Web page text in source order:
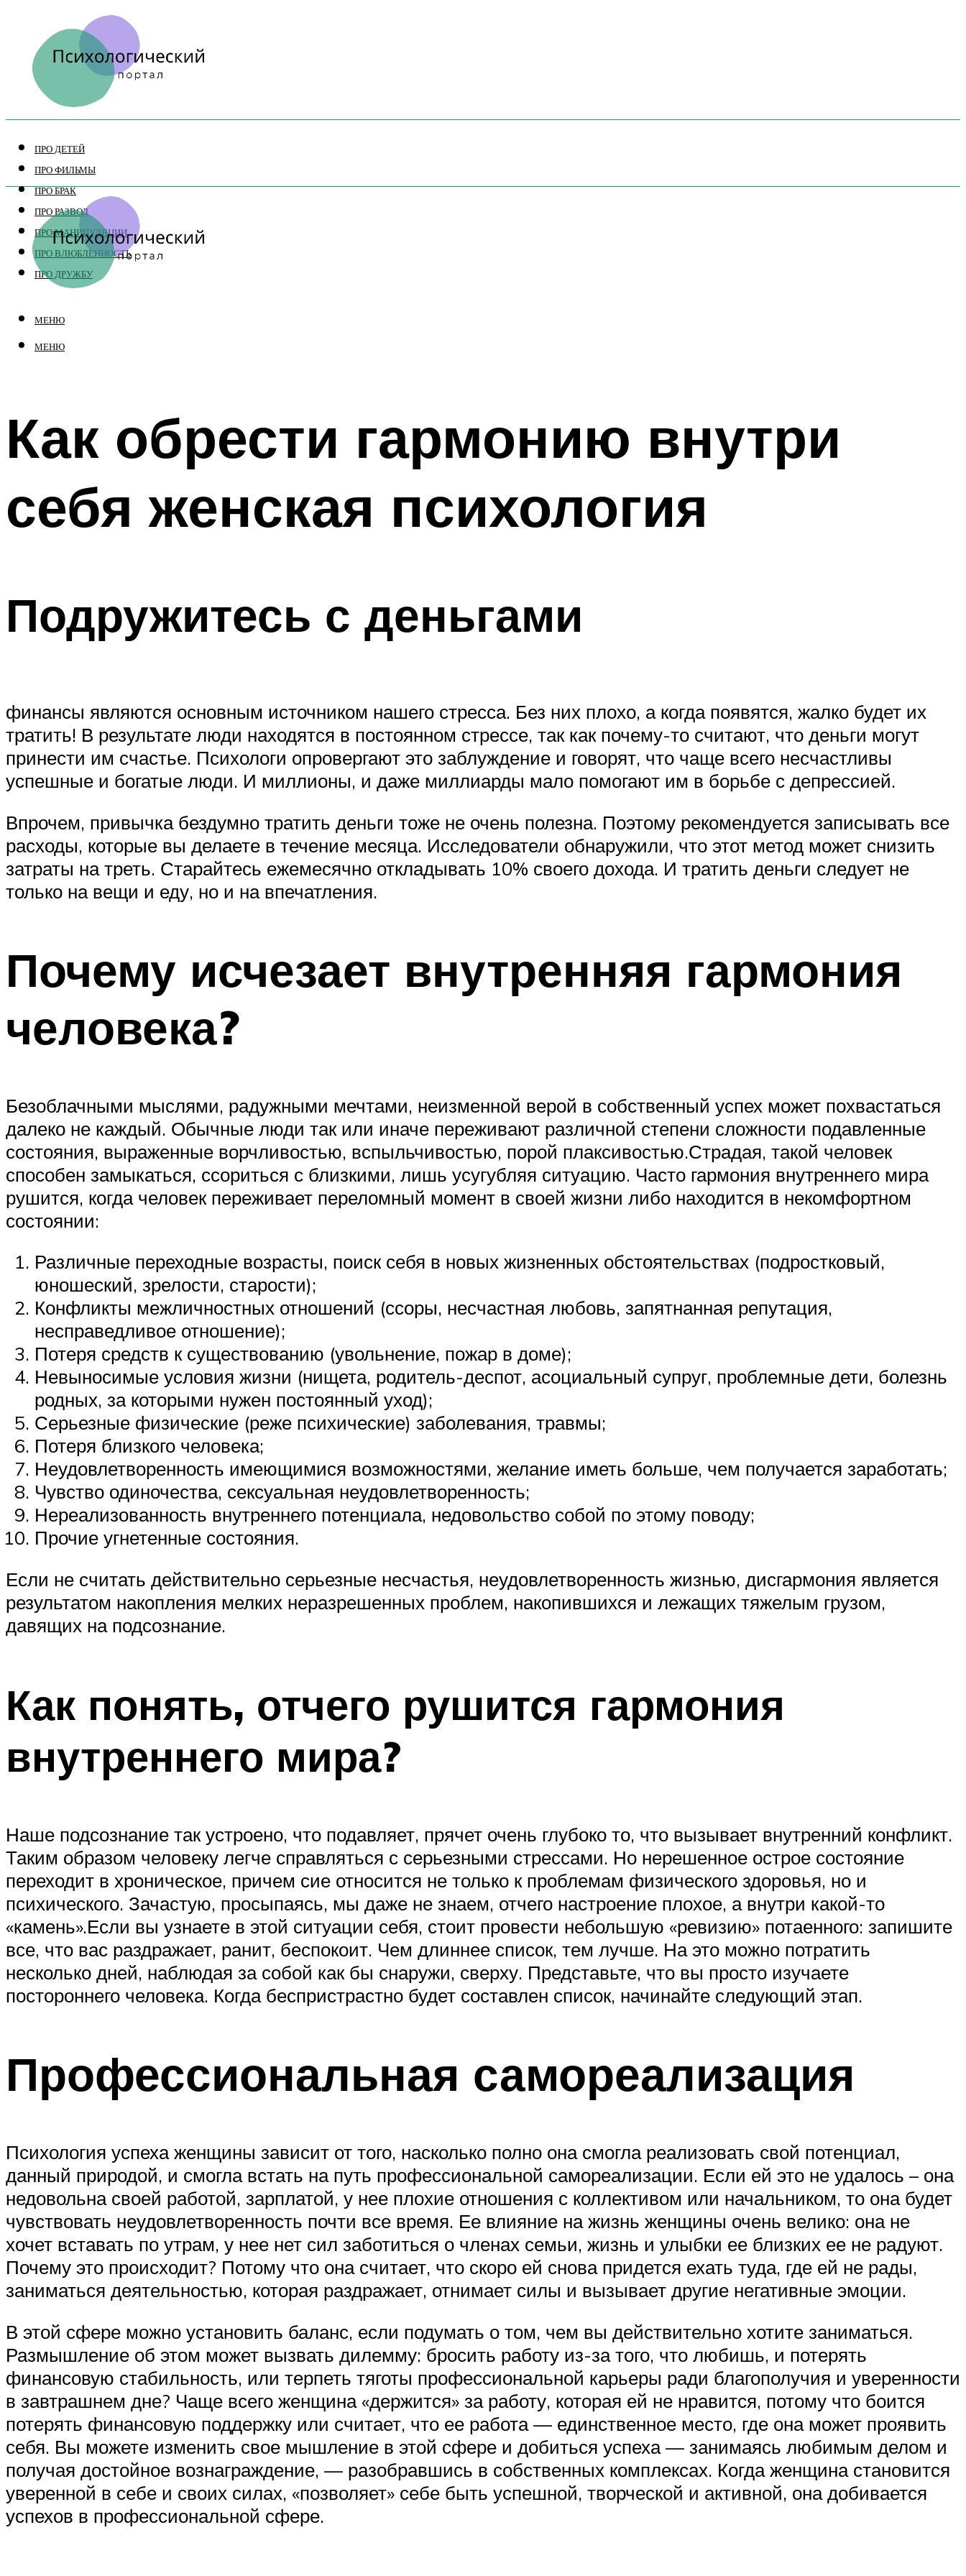
ПРО ДЕТЕЙ
ПРО ФИЛЬМЫ
ПРО БРАК
ПРО РАЗВОД
ПРО МАНИПУЛЯЦИИ
ПРО ВЛЮБЛЕННОСТЬ
ПРО ДРУЖБУ
МЕНЮ
МЕНЮ
Как обрести гармонию внутри
себя женская психология
Подружитесь с деньгами
финансы являются основным источником нашего стресса. Без них плохо, а когда появятся, жалко будет их
тратить! В результате люди находятся в постоянном стрессе, так как почему-то считают, что деньги могут
принести им счастье. Психологи опровергают это заблуждение и говорят, что чаще всего несчастливы
успешные и богатые люди. И миллионы, и даже миллиарды мало помогают им в борьбе с депрессией.
Впрочем, привычка бездумно тратить деньги тоже не очень полезна. Поэтому рекомендуется записывать все
расходы, которые вы делаете в течение месяца. Исследователи обнаружили, что этот метод может снизить
затраты на треть. Старайтесь ежемесячно откладывать 10% своего дохода. И тратить деньги следует не
только на вещи и еду, но и на впечатления.
Почему исчезает внутренняя гармония
человека?
Безоблачными мыслями, радужными мечтами, неизменной верой в собственный успех может похвастаться
далеко не каждый. Обычные люди так или иначе переживают различной степени сложности подавленные
состояния, выраженные ворчливостью, вспыльчивостью, порой плаксивостью.Страдая, такой человек
способен замыкаться, ссориться с близкими, лишь усугубляя ситуацию. Часто гармония внутреннего мира
рушится, когда человек переживает переломный момент в своей жизни либо находится в некомфортном
состоянии:
Различные переходные возрасты, поиск себя в новых жизненных обстоятельствах (подростковый,
юношеский, зрелости, старости);
Конфликты межличностных отношений (ссоры, несчастная любовь, запятнанная репутация,
несправедливое отношение);
Потеря средств к существованию (увольнение, пожар в доме);
Невыносимые условия жизни (нищета, родитель-деспот, асоциальный супруг, проблемные дети, болезнь
родных, за которыми нужен постоянный уход);
Серьезные физические (реже психические) заболевания, травмы;
Потеря близкого человека;
Неудовлетворенность имеющимися возможностями, желание иметь больше, чем получается заработать;
Чувство одиночества, сексуальная неудовлетворенность;
Нереализованность внутреннего потенциала, недовольство собой по этому поводу;
Прочие угнетенные состояния.
Если не считать действительно серьезные несчастья, неудовлетворенность жизнью, дисгармония является
результатом накопления мелких неразрешенных проблем, накопившихся и лежащих тяжелым грузом,
давящих на подсознание.
Как понять, отчего рушится гармония
внутреннего мира?
Наше подсознание так устроено, что подавляет, прячет очень глубоко то, что вызывает внутренний конфликт.
Таким образом человеку легче справляться с серьезными стрессами. Но нерешенное острое состояние
переходит в хроническое, причем сие относится не только к проблемам физического здоровья, но и
психического. Зачастую, просыпаясь, мы даже не знаем, отчего настроение плохое, а внутри какой-то
«камень».Если вы узнаете в этой ситуации себя, стоит провести небольшую «ревизию» потаенного: запишите
все, что вас раздражает, ранит, беспокоит. Чем длиннее список, тем лучше. На это можно потратить
несколько дней, наблюдая за собой как бы снаружи, сверху. Представьте, что вы просто изучаете
постороннего человека. Когда беспристрастно будет составлен список, начинайте следующий этап.
Профессиональная самореализация
Психология успеха женщины зависит от того, насколько полно она смогла реализовать свой потенциал,
данный природой, и смогла встать на путь профессиональной самореализации. Если ей это не удалось – она
недовольна своей работой, зарплатой, у нее плохие отношения с коллективом или начальником, то она будет
чувствовать неудовлетворенность почти все время. Ее влияние на жизнь женщины очень велико: она не
хочет вставать по утрам, у нее нет сил заботиться о членах семьи, жизнь и улыбки ее близких ее не радуют.
Почему это происходит? Потому что она считает, что скоро ей снова придется ехать туда, где ей не рады,
заниматься деятельностью, которая раздражает, отнимает силы и вызывает другие негативные эмоции.
В этой сфере можно установить баланс, если подумать о том, чем вы действительно хотите заниматься.
Размышление об этом может вызвать дилемму: бросить работу из-за того, что любишь, и потерять
финансовую стабильность, или терпеть тяготы профессиональной карьеры ради благополучия и уверенности
в завтрашнем дне? Чаще всего женщина «держится» за работу, которая ей не нравится, потому что боится
потерять финансовую поддержку или считает, что ее работа — единственное место, где она может проявить
себя. Вы можете изменить свое мышление в этой сфере и добиться успеха — занимаясь любимым делом и
получая достойное вознаграждение, — разобравшись в собственных комплексах. Когда женщина становится
уверенной в себе и своих силах, «позволяет» себе быть успешной, творческой и активной, она добивается
успехов в профессиональной сфере.